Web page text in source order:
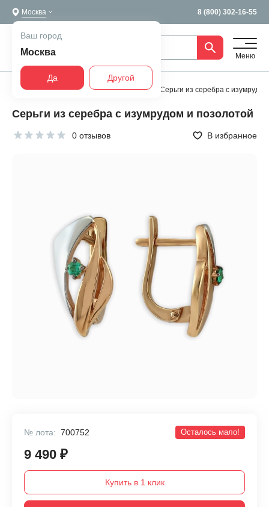
Москва 8 (800) 302-16-55
Ваш город
Москва
Да Другой
Меню
Главная Все украшения Серьги Серьги из серебра с
Серьги из серебра с изумрудом и позолотой
0 отзывов В избранное
№ лота: 700752 Осталось мало!
9 490 ₽
Купить в 1 клик